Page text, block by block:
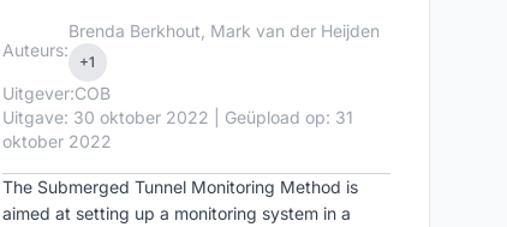
Auteurs:
Brenda Berkhout, Mark van der Heijden
+1
Uitgever:COB
Uitgave: 30 oktober 2022 | Geüpload op: 31
oktober 2022
The Submerged Tunnel Monitoring Method is
aimed at setting up a monitoring system in a